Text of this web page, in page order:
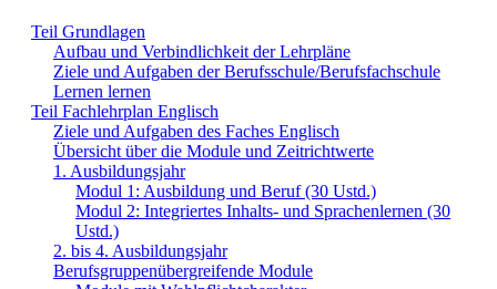
Teil Grundlagen
Aufbau und Verbindlichkeit der Lehrpläne
Ziele und Aufgaben der Berufsschule/Berufsfachschule
Lernen lernen
Teil Fachlehrplan Englisch
Ziele und Aufgaben des Faches Englisch
Übersicht über die Module und Zeitrichtwerte
1. Ausbildungsjahr
Modul 1: Ausbildung und Beruf (30 Ustd.)
Modul 2: Integriertes Inhalts- und Sprachenlernen (30
Ustd.)
2. bis 4. Ausbildungsjahr
Berufsgruppenübergreifende Module